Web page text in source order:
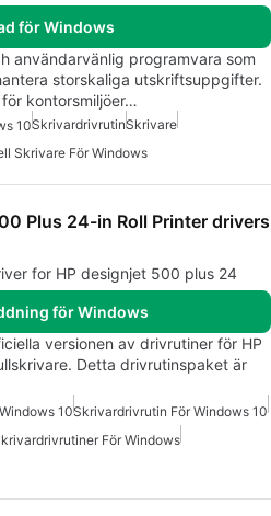
för Windows
användarvänlig programvara som
storskaliga utskriftsuppgifter.
kontorsmiljöer…
10SkrivardrivrutinSkrivare
Skrivare För Windows
Plus 24-in Roll Printer drivers
for HP designjet 500 plus 24
för Windows
versionen av drivrutiner för HP
Detta drivrutinspaket är
10Skrivardrivrutin För Windows 10
För Windows